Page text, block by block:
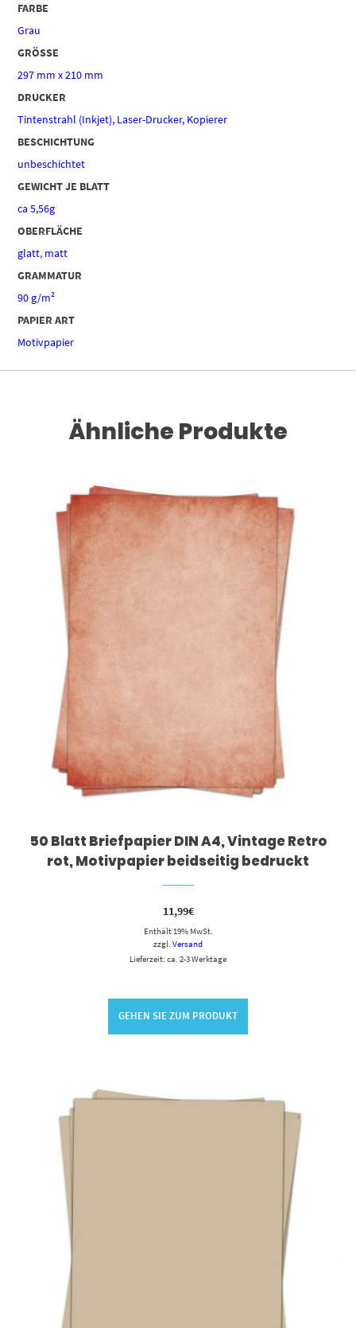
FARBE
Grau
GRÖSSE
297 mm x 210 mm
DRUCKER
Tintenstrahl (Inkjet), Laser-Drucker, Kopierer
BESCHICHTUNG
unbeschichtet
GEWICHT JE BLATT
ca 5,56g
OBERFLÄCHE
glatt, matt
GRAMMATUR
90 g/m²
PAPIER ART
Motivpapier
Ähnliche Produkte
50 Blatt Briefpapier DIN A4, Vintage Retro
rot, Motivpapier beidseitig bedruckt
11,99€
Enthält 19% MwSt.
zzgl. Versand
Lieferzeit: ca. 2-3 Werktage
GEHEN SIE ZUM PRODUKT